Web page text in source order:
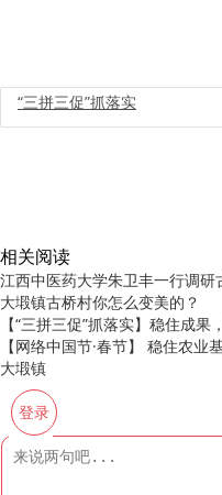
“三拼三促”抓落实
相关阅读
江西中医药大学朱卫丰一行调研
大塅镇古桥村你怎么变美的？
【“三拼三促”抓落实】稳住成
【网络中国节·春节】 稳住农业
大塅镇
登录